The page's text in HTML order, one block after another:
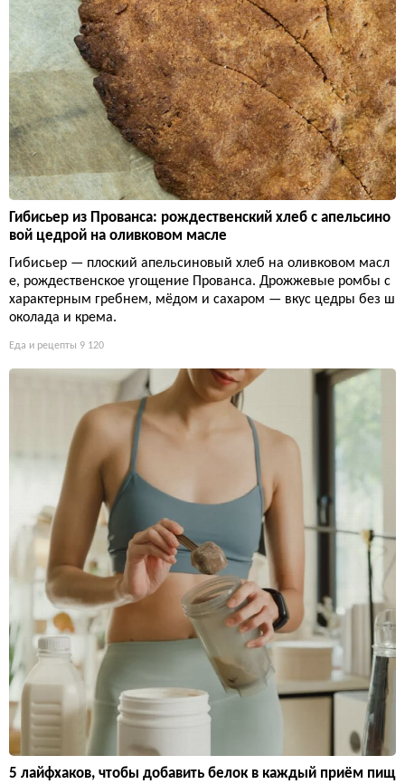
Гибисьер из Прованса: рождественский хлеб с апельсино
вой цедрой на оливковом масле
Гибисьер — плоский апельсиновый хлеб на оливковом масл
е, рождественское угощение Прованса. Дрожжевые ромбы с
характерным гребнем, мёдом и сахаром — вкус цедры без ш
околада и крема.
Еда и рецепты 9 120
5 лайфхаков, чтобы добавить белок в каждый приём пищ